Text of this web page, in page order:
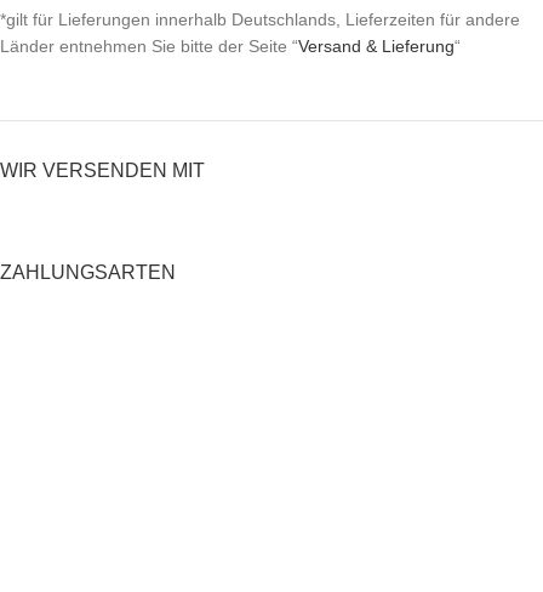
*gilt für Lieferungen innerhalb Deutschlands, Lieferzeiten für andere
Länder entnehmen Sie bitte der Seite “Versand & Lieferung“
WIR VERSENDEN MIT
ZAHLUNGSARTEN